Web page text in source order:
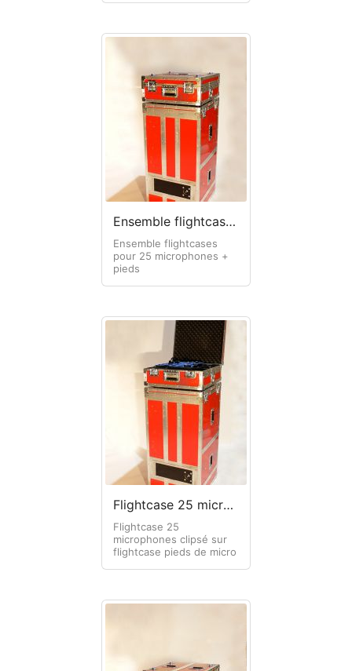
Ensemble flightcases pour 25 microphones + pieds
Ensemble flightcases
pour 25 microphones +
pieds
Flightcase 25 microphones
Flightcase 25
microphones clipsé sur
flightcase pieds de micro